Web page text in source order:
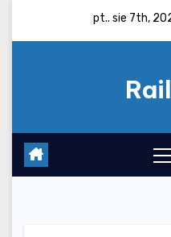
pt.. sie 7th,